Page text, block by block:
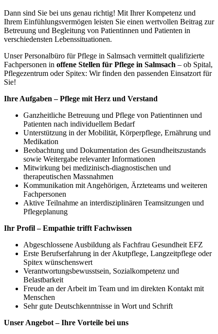
Dann sind Sie bei uns genau richtig! Mit Ihrer Kompetenz und
Ihrem Einfühlungsvermögen leisten Sie einen wertvollen Beitrag zur
Betreuung und Begleitung von Patientinnen und Patienten in
verschiedensten Lebenssituationen.
Unser Personalbüro für Pflege in Salmsach vermittelt qualifizierte
Fachpersonen in offene Stellen für Pflege in Salmsach – ob Spital,
Pflegezentrum oder Spitex: Wir finden den passenden Einsatzort für
Sie!
Ihre Aufgaben – Pflege mit Herz und Verstand
Ganzheitliche Betreuung und Pflege von Patientinnen und
Patienten nach individuellem Bedarf
Unterstützung in der Mobilität, Körperpflege, Ernährung und
Medikation
Beobachtung und Dokumentation des Gesundheitszustands
sowie Weitergabe relevanter Informationen
Mitwirkung bei medizinisch-diagnostischen und
therapeutischen Massnahmen
Kommunikation mit Angehörigen, Ärzteteams und weiteren
Fachpersonen
Aktive Teilnahme an interdisziplinären Teamsitzungen und
Pflegeplanung
Ihr Profil – Empathie trifft Fachwissen
Abgeschlossene Ausbildung als Fachfrau Gesundheit EFZ
Erste Berufserfahrung in der Akutpflege, Langzeitpflege oder
Spitex wünschenswert
Verantwortungsbewusstsein, Sozialkompetenz und
Belastbarkeit
Freude an der Arbeit im Team und im direkten Kontakt mit
Menschen
Sehr gute Deutschkenntnisse in Wort und Schrift
Unser Angebot – Ihre Vorteile bei uns